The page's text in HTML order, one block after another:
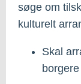
søge om
kulturelt
Skal
borgere